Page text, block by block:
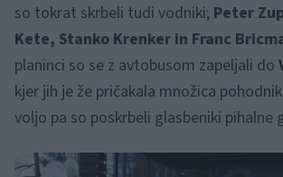
so tokrat skrbeli tudi vodniki; Peter
Kete, Stanko Krenker in Franc
planinci so se z avtobusom zapeljali do
kjer jih je že pričakala množica
voljo pa so poskrbeli glasbeniki pihalne